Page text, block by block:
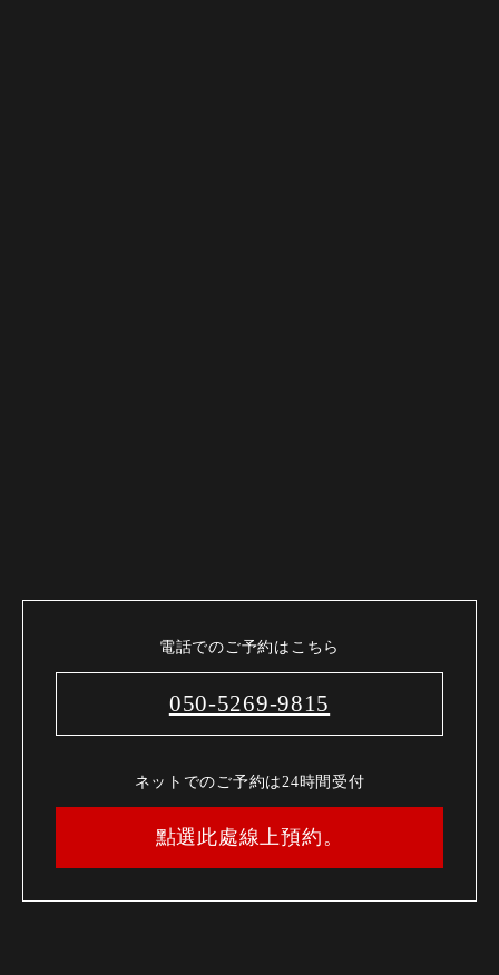
電話でのご予約はこちら
050-5269-9815
ネットでのご予約は24時間受付
點選此處線上預約。